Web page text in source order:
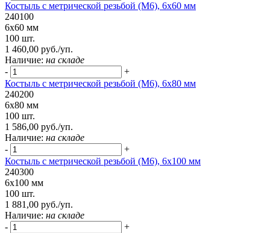
Костыль с метрической резьбой (М6), 6х60 мм
240100
6х60 мм
100 шт.
1 460,00 руб./уп.
Наличие: на складе
-
+
Костыль с метрической резьбой (М6), 6х80 мм
240200
6х80 мм
100 шт.
1 586,00 руб./уп.
Наличие: на складе
-
+
Костыль с метрической резьбой (М6), 6х100 мм
240300
6х100 мм
100 шт.
1 881,00 руб./уп.
Наличие: на складе
-
+